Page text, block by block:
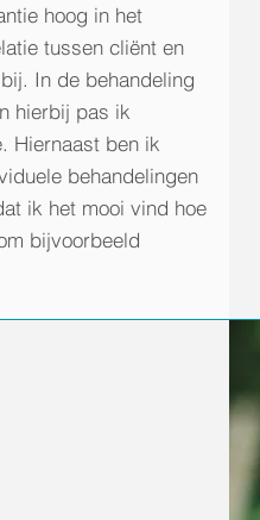
hoog in het
tussen cliënt en
In de behandeling
hierbij pas ik
Hiernaast ben ik
behandelingen
ik het mooi vind hoe
bijvoorbeeld